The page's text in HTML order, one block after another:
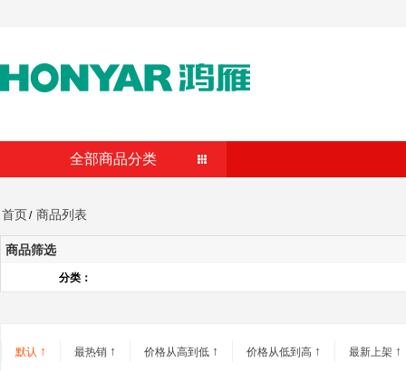
全部商品分类
首页 / 商品列表
商品筛选
分类：
默认 ↑ 最热销 ↑ 价格从高到低 ↑ 价格从低到高 ↑ 最新上架 ↑